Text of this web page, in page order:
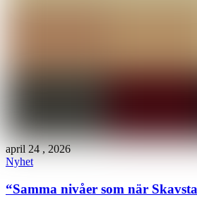
april 24,2026
Nyhet
“Samma nivåer som när